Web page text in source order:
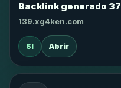
Backlink generado 37
139.xg4ken.com
SI Abrir